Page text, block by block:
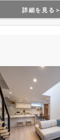
案も得意なので、
方、安心できる
ています。
詳細を見る＞